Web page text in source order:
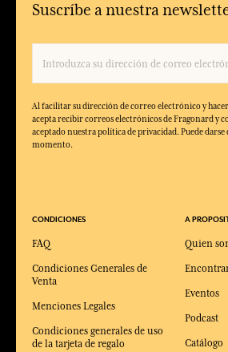
Suscríbe a nuestra
Al facilitar su dirección de correo electrónico y
acepta recibir correos electrónicos de Fragonard y
aceptado nuestra política de privacidad. Puede darse
momento.
CONDICIONES
FAQ
Condiciones Generales de
Venta
Menciones Legales
Condiciones generales de uso
de la tarjeta de regalo
A
Quien
Eventos
Podcast
Catálogo